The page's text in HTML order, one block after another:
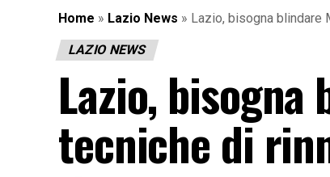
Home » Lazio News » Lazio, bisogna blindare
LAZIO NEWS
Lazio,
tecniche di